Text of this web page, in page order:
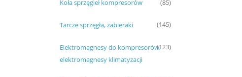
Koła sprzęgieł kompresorów (85)
Tarcze sprzęgła, zabieraki (145)
Elektromagnesy do kompresorów,
elektromagnesy klimatyzacji
(123)